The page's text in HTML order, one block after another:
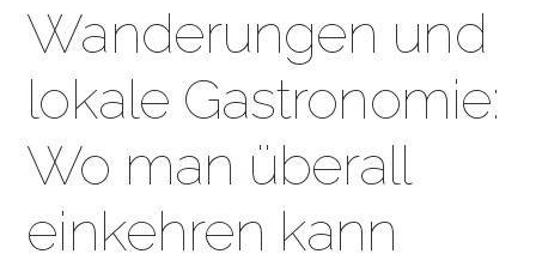
Wanderungen und
lokale Gastronomie:
Wo man überall
einkehren kann